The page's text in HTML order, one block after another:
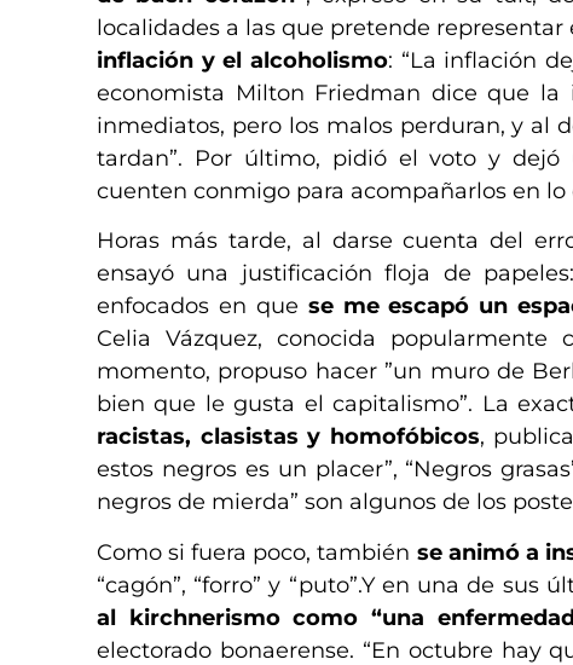
localidades a las que pretende
inflación y el alcoholismo: “La inflación
economista Milton Friedman dice que la
inmediatos, pero los malos perduran, y al
tardan”. Por último, pidió el voto y dejó
cuenten conmigo para acompañarlos en
Horas más tarde, al darse cuenta del
ensayó una justificación floja de
enfocados en que se me escapó un
Celia Vázquez, conocida
momento, propuso hacer ”un muro de
bien que le gusta el capitalismo”. La
racistas, clasistas y homofóbicos,
estos negros es un placer”, “Negros
negros de mierda” son algunos de los
Como si fuera poco, también se animó a
“cagón”, “forro” y “puto”.Y en una de
al kirchnerismo como “una
electorado bonaerense. “En octubre hay